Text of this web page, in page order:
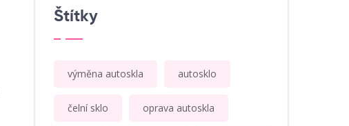
Štítky
výměna autoskla autosklo
čelní sklo oprava autoskla